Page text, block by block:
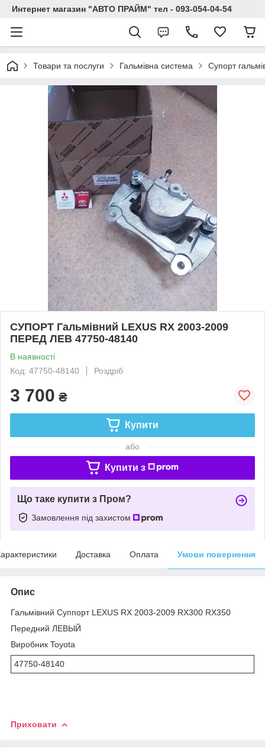
Интернет магазин "АВТО ПРАЙМ" тел - 093-054-04-54
Товари та послуги Гальмівна система Супорт
СУПОРТ Гальмівний LEXUS RX 2003-2009
ПЕРЕД ЛЕВ 47750-48140
В наявності
Код: 47750-48140
Роздріб
3 700 ₴
Купити
або
Купити з
Що таке купити з Пром?
Замовлення під захистом
Доставка Оплата Умови повернення
Опис
Гальмівний Суппорт LEXUS RX 2003-2009 RX300 RX350
Передний ЛЕВЫЙ
Виробник Toyota
47750-48140
Приховати